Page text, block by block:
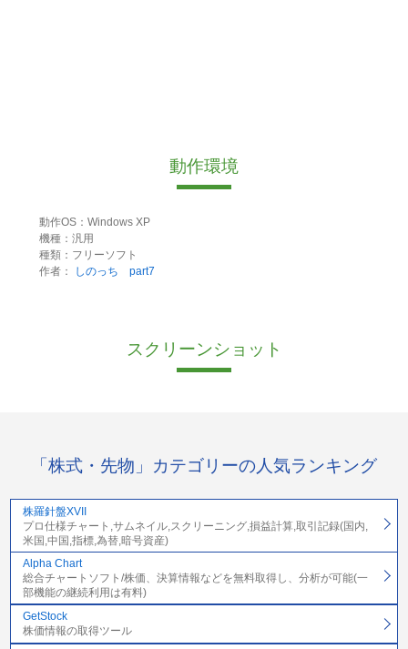
動作環境
動作OS：Windows XP
機種：汎用
種類：フリーソフト
作者：
しのっち part7
スクリーンショット
「株式・先物」カテゴリーの人気ランキング
株羅針盤XVII
プロ仕様チャート,サムネイル,スクリーニング,損益計算,取引記録(国内,
米国,中国,指標,為替,暗号資産)
Alpha Chart
総合チャートソフト/株価、決算情報などを無料取得し、分析が可能(一
部機能の継続利用は有料)
GetStock
株価情報の取得ツール